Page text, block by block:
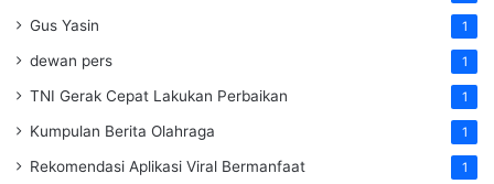
Gus Yasin 1
dewan pers 1
TNI Gerak Cepat Lakukan Perbaikan 1
Kumpulan Berita Olahraga 1
Rekomendasi Aplikasi Viral Bermanfaat 1